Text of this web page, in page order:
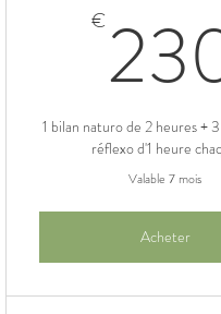
€
1 bilan naturo de 2 heures +
réflexo d'1 heure
Valable 7 mois
Acheter